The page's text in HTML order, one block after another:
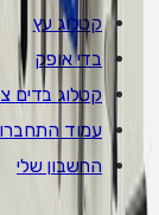
קטלוג עץ
בדי אופק
קטלוג בדים
עמוד
החשבון שלי